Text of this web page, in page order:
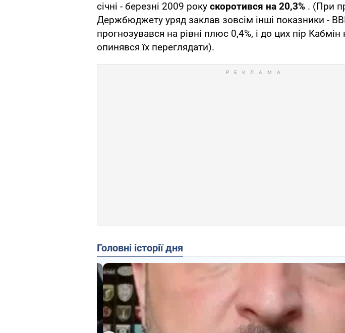
січні - березні 2009 року скоротився на 20,3% . (При
Держбюджету уряд заклав зовсім інші показники -
прогнозувався на рівні плюс 0,4%, і до цих пір Кабмін
опинявся їх переглядати).
Головні історії дня